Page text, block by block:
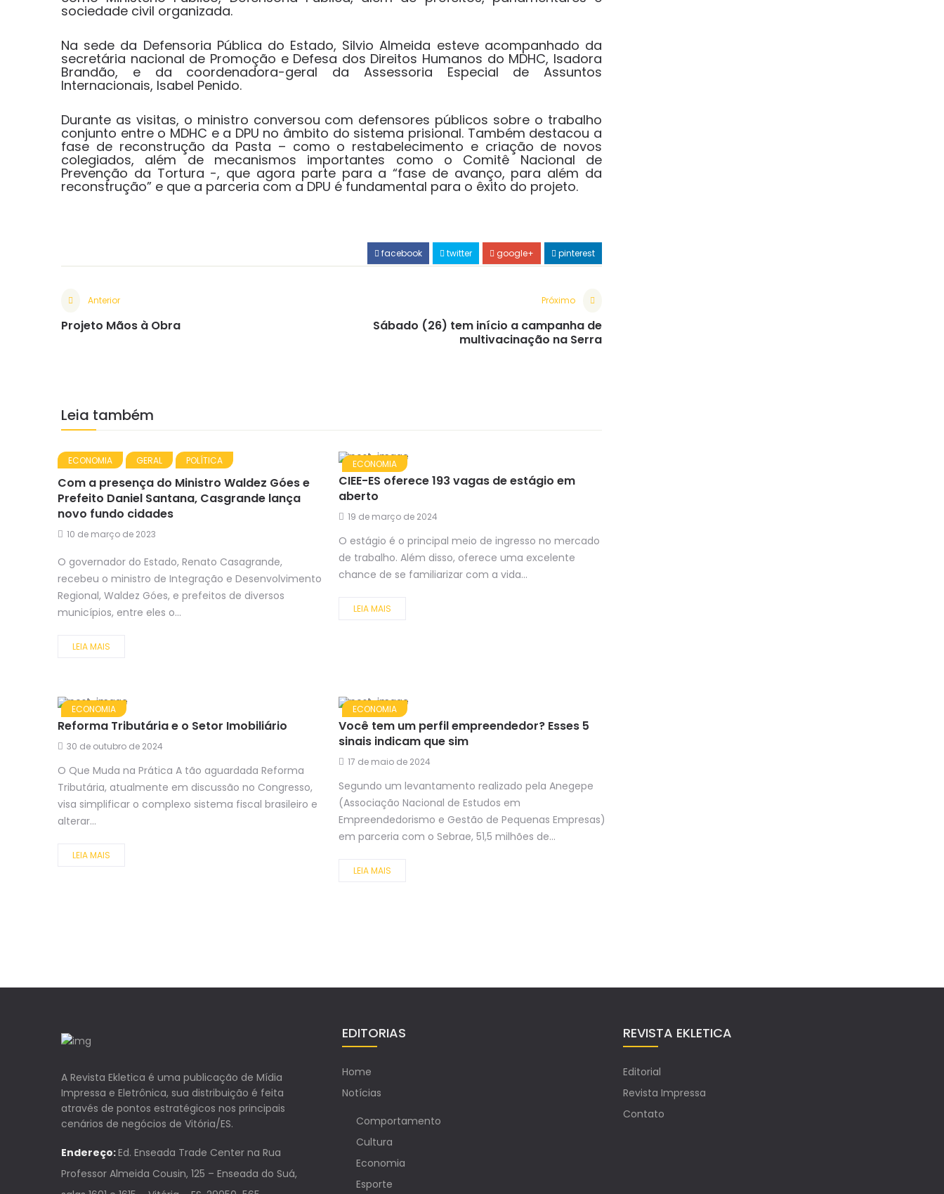
sociedade civil organizada.
Na sede da Defensoria Pública do Estado, Silvio Almeida esteve acompanhado da
secretária nacional de Promoção e Defesa dos Direitos Humanos do MDHC, Isadora
Brandão, e da coordenadora-geral da Assessoria Especial de Assuntos
Internacionais, Isabel Penido.
Durante as visitas, o ministro conversou com defensores públicos sobre o trabalho
conjunto entre o MDHC e a DPU no âmbito do sistema prisional. Também destacou a
fase de reconstrução da Pasta – como o restabelecimento e criação de novos
colegiados, além de mecanismos importantes como o Comitê Nacional de
Prevenção da Tortura -, que agora parte para a “fase de avanço, para além da
reconstrução” e que a parceria com a DPU é fundamental para o êxito do projeto.
facebook twitter google+ pinterest
Anterior
Projeto Mãos à Obra
Próximo
Sábado (26) tem início a campanha de
multivacinação na Serra
Leia também
ECONOMIA GERAL POLÍTICA
Com a presença do Ministro Waldez Góes e
Prefeito Daniel Santana, Casgrande lança
novo fundo cidades
10 de março de 2023
O governador do Estado, Renato Casagrande,
recebeu o ministro de Integração e Desenvolvimento
Regional, Waldez Góes, e prefeitos de diversos
municípios, entre eles o...
LEIA MAIS
ECONOMIA
CIEE-ES oferece 193 vagas de estágio em
aberto
19 de março de 2024
O estágio é o principal meio de ingresso no mercado
de trabalho. Além disso, oferece uma excelente
chance de se familiarizar com a vida...
LEIA MAIS
ECONOMIA
Reforma Tributária e o Setor Imobiliário
30 de outubro de 2024
O Que Muda na Prática A tão aguardada Reforma
Tributária, atualmente em discussão no Congresso,
visa simplificar o complexo sistema fiscal brasileiro e
alterar...
LEIA MAIS
ECONOMIA
Você tem um perfil empreendedor? Esses 5
sinais indicam que sim
17 de maio de 2024
Segundo um levantamento realizado pela Anegepe
(Associação Nacional de Estudos em
Empreendedorismo e Gestão de Pequenas Empresas)
em parceria com o Sebrae, 51,5 milhões de...
LEIA MAIS
A Revista Ekletica é uma publicação de Mídia
Impressa e Eletrônica, sua distribuição é feita
através de pontos estratégicos nos principais
cenários de negócios de Vitória/ES.
Endereço:Ed. Enseada Trade Center na Rua
Professor Almeida Cousin, 125 – Enseada do Suá,
EDITORIAS
Home
Notícias
Comportamento
Cultura
Economia
Esporte
REVISTA EKLETICA
Editorial
Revista Impressa
Contato